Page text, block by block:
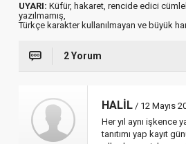
UYARI: Küfür, hakaret, rencide edici
yazılmamış,
Türkçe karakter kullanılmayan ve büyük
2 Yorum
HALİL / 12 Mayıs
Her yıl aynı işkence
tanıtımı yap kayıt